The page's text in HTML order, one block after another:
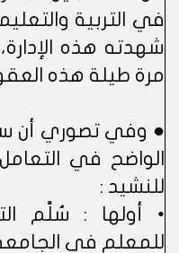
في التربية
شهدته هذه
مرة طيلة هذه
● وفي تصوري أن
الواضح في
للنشيد :
• أولها : سُلَّم
للمعلم في